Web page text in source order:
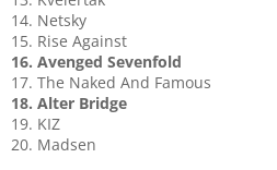
14. Netsky
15. Rise Against
16. Avenged Sevenfold
17. The Naked And Famous
18. Alter Bridge
19. KIZ
20. Madsen